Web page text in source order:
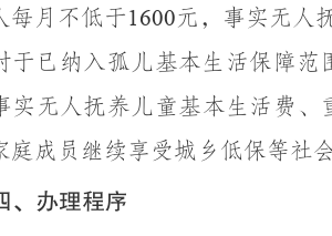
每月不低于1 600元，事实无人
于已纳入孤儿基本生活保障
实无人抚养儿童基本生活费
庭成员继续享受城乡低保等社
、办理程序